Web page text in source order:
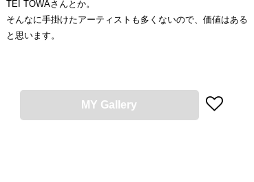
TEI TOWAさんとか。
そんなに手掛けたアーティストも多くないので、価値はある
と思います。
MY Gallery